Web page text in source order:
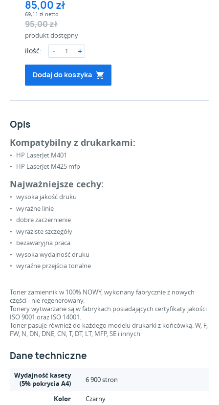
85,00 zł
69,11 zł netto
95,00 zł
produkt dostępny
ilość:
Dodaj do koszyka
Opis
Kompatybilny z drukarkami:
HP LaserJet M401
HP LaserJet M425 mfp
Najważniejsze cechy:
wysoka jakość druku
wyraźne linie
dobre zaczernienie
wyraziste szczegóły
bezawaryjna praca
wysoka wydajność druku
wyraźne przejścia tonalne
Toner zamiennik w 100% NOWY, wykonany fabrycznie z nowych
części - nie regenerowany.
Tonery wytwarzane są w fabrykach posiadających certyfikaty jakości
ISO 9001 oraz ISO 14001.
Toner pasuje również do każdego modelu drukarki z końcówką: W, F,
FW, N, DN, DNE, CN, T, DT, LT, MFP, SE i innych
Dane techniczne
Wydajność kasety
(5% pokrycia A4)
6 900 stron
Kolor
Czarny